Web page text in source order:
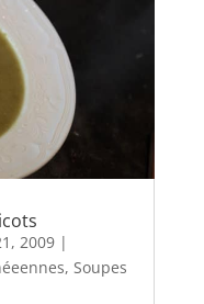
2009|
, Soupes